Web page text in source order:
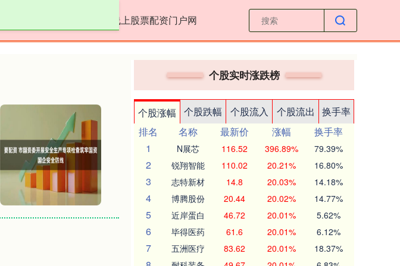
线上股票配资门户网
个股实时涨跌榜
个股涨幅 个股跌幅 个股流入 个股流出
换手率
排名
名称 最新价 涨幅
换手率
1
N展芯 116.52 396.89% 79.39%
2 锐翔智能 110.02 20.21% 16.80%
3 志特新材 14.8 20.03% 14.18%
4 博腾股份 20.44 20.02% 14.77%
5 近岸蛋白 46.72 20.01% 5.62%
6 毕得医药 61.6 20.01% 6.12%
7 五洲医疗 83.62 20.01% 18.37%